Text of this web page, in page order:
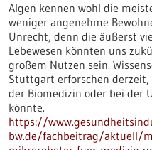
Algen kennen wohl die
weniger angenehme
Unrecht, denn die äußerst
Lebewesen könnten uns
großem Nutzen sein.
Stuttgart erforschen
der Biomedizin oder bei der
könnte.
https://
bw.de/fachbeitrag/aktuell/